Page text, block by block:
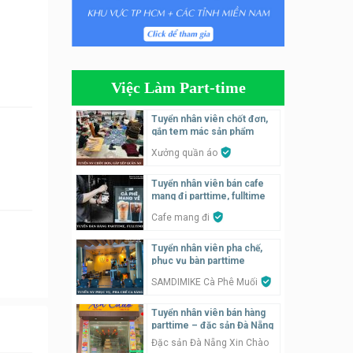
Tuyển nhân viên tiếp thực,
phục vụ bàn
– hỗ trợ ăn ở
Quán bánh đa cua
parttime
Tuyển nhân viên bán hàng
parttime
Húp Tea
Tuyển nhân viên pha chế
tiệm trà sữa
TRÀ SỮA THÁI LAN
Việc Làm Part-time
Tuyển nhân viên chốt đơn,
gắn tem mác sản phẩm
Xưởng quần áo
Tuyển nhân viên bán cafe
mang đi parttime, fulltime
Cafe mang đi
Tuyển nhân viên pha chế,
phục vụ bàn parttime
SAMDIMIKE Cà Phê Muối
Tuyển nhân viên bán hàng
parttime – đặc sản Đà Nẵng
Đặc sản Đà Nẵng Xin Chào